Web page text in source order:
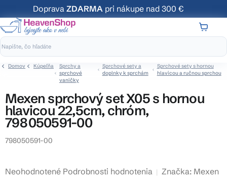
na
obsah
Doprava ZDARMA pri nákupe nad 300 €
Domov Kúpeľňa
Sprchy a
sprchové
vaničky
Sprchové sety a
doplnky k sprchám
Sprchové sety s hornou
hlavicou a ručnou sprchou
Mexen sprchový set X05 s hornou
hlavicou 22,5cm, chróm,
798050591-00
798050591-00
Priemerné
Neohodnotené Podrobnosti hodnotenia Značka: Mexen